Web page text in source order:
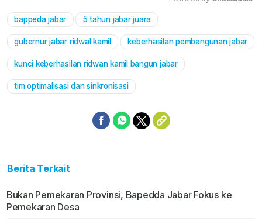
bappeda jabar 5 tahun jabar juara
gubernur jabar ridwal kamil keberhasilan pembangunan jabar
kunci keberhasilan ridwan kamil bangun jabar
tim optimalisasi dan sinkronisasi
Berita Terkait
Bukan Pemekaran Provinsi, Bapedda Jabar Fokus ke
Pemekaran Desa